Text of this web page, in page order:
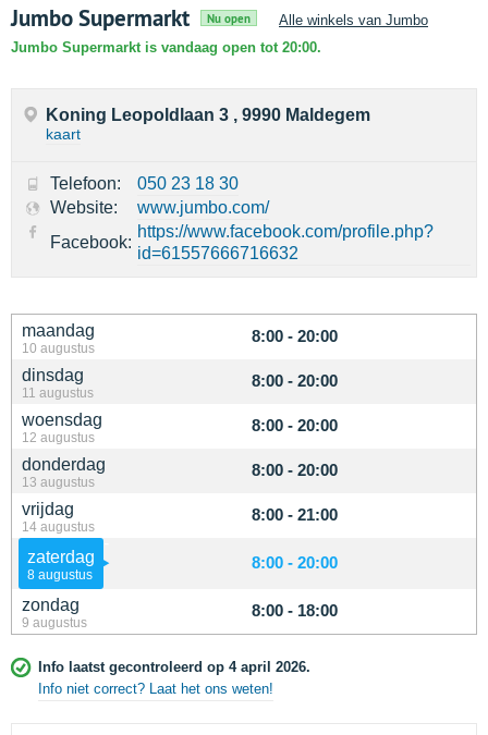
Jumbo Supermarkt Nu open
Alle winkels van Jumbo
Jumbo Supermarkt is vandaag open tot 20:00.
maandag
10 augustus
8:00 - 20:00
dinsdag
11 augustus
8:00 - 20:00
woensdag
12 augustus
8:00 - 20:00
donderdag
13 augustus
8:00 - 20:00
vrijdag
14 augustus
8:00 - 21:00
zaterdag
8 augustus
8:00 - 20:00
zondag
9 augustus
8:00 - 18:00
Info laatst gecontroleerd op 4 april 2026.
Info niet correct? Laat het ons weten!
Koning Leopoldlaan 3 , 9990 Maldegem
kaart
Telefoon:
050 23 18 30
Website:
www.jumbo.com/
Facebook:
https://www.facebook.com/profile.php?
id=61557666716632